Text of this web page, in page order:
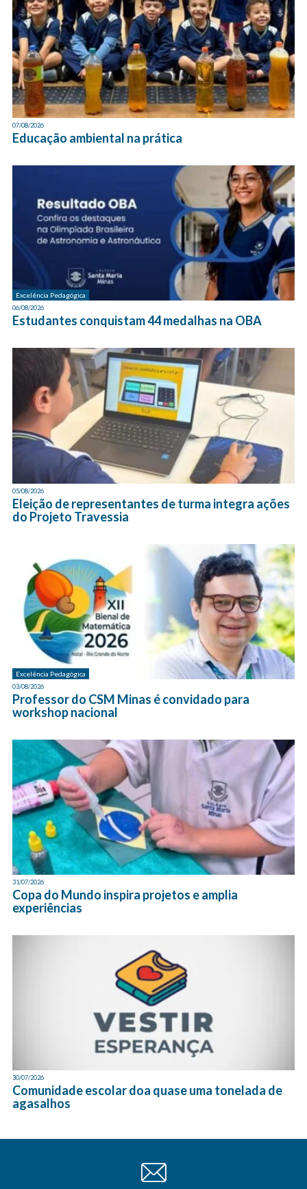
07/08/2026
Educação ambiental na prática
Excelência Pedagógica
06/08/2026
Estudantes conquistam 44 medalhas na OBA
05/08/2026
Eleição de representantes de turma integra ações
do Projeto Travessia
Excelência Pedagógica
03/08/2026
Professor do CSM Minas é convidado para
workshop nacional
31/07/2026
Copa do Mundo inspira projetos e amplia
experiências
30/07/2026
Comunidade escolar doa quase uma tonelada de
agasalhos